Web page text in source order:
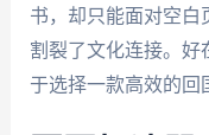
书，却只能面对空白
割裂了文化连接。好
于选择一款高效的回